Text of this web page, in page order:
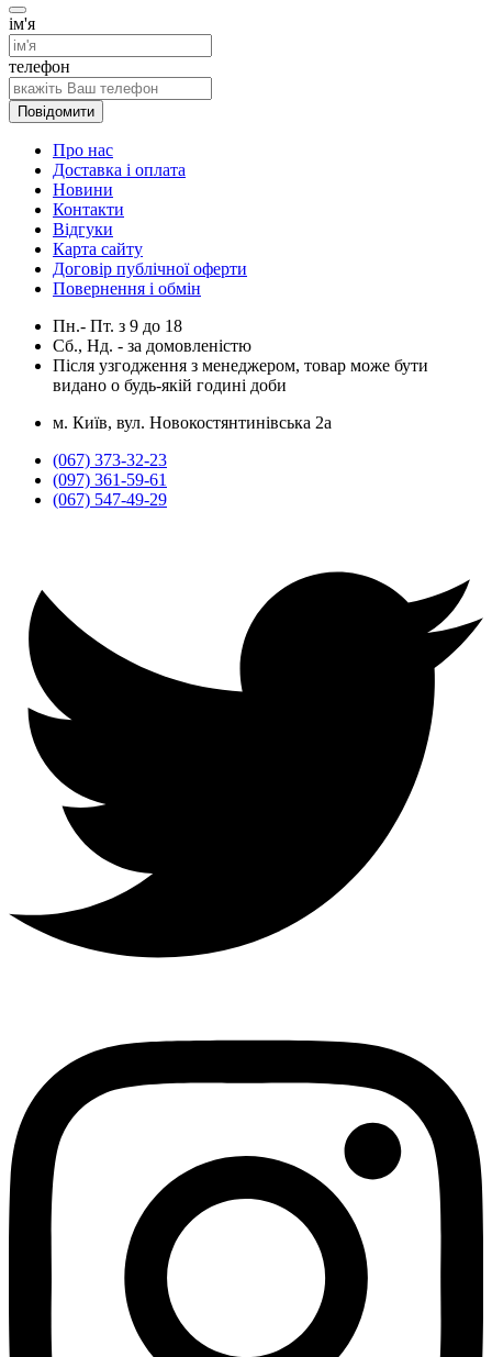
ім'я
телефон
Повідомити
Про нас
Доставка і оплата
Новини
Контакти
Відгуки
Карта сайту
Договір публічної оферти
Повернення і обмін
Пн.- Пт. з 9 до 18
Сб., Нд. - за домовленістю
Після узгодження з менеджером, товар може бути
видано о будь-якій годині доби
м. Київ, вул. Новокостянтинівська 2а
(067) 373-32-23
(097) 361-59-61
(067) 547-49-29